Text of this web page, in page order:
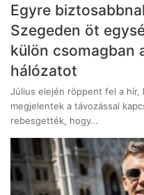
Egyre
Szegeden öt
külön csomagban
hálózatot
Július elején röppent fel a hír,
megjelentek a távozással
rebesgették, hogy…